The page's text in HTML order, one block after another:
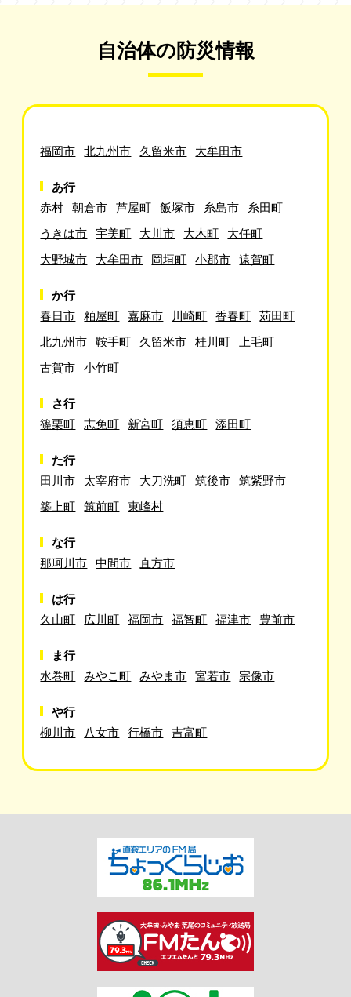
自治体の防災情報
福岡市 北九州市 久留米市 大牟田市
あ行
赤村
朝倉市 芦屋町 飯塚市 糸島市
糸田町
うきは市
宇美町 大川市 大木町
大任町
大野城市
大牟田市 岡垣町 小郡市 遠賀町
か行
春日市
粕屋町 嘉麻市 川崎町 香春町
苅田町
北九州市
鞍手町 久留米市 桂川町
上毛町
古賀市
小竹町
さ行
篠栗町
志免町 新宮町 須恵町 添田町
た行
田川市
太宰府市 大刀洗町 筑後市
筑紫野市
築上町
筑前町 東峰村
な行
那珂川市
中間市 直方市
は行
久山町
広川町 福岡市 福智町 福津市 豊前市
ま行
水巻町
みやこ町 みやま市 宮若市 宗像市
や行
柳川市
八女市 行橋市 吉富町